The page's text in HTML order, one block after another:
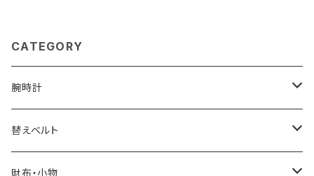
CATEGORY
腕時計
ELGIN
SALVATORE MARRA
替えベルト
COACH
財布・小物